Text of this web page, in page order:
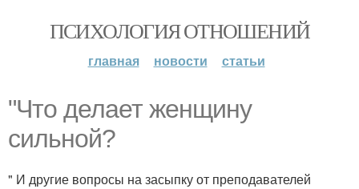
ПСИХОЛОГИЯ ОТНОШЕНИЙ
главная новости статьи
"Что делает женщину
сильной?
" И другие вопросы на засыпку от преподавателей